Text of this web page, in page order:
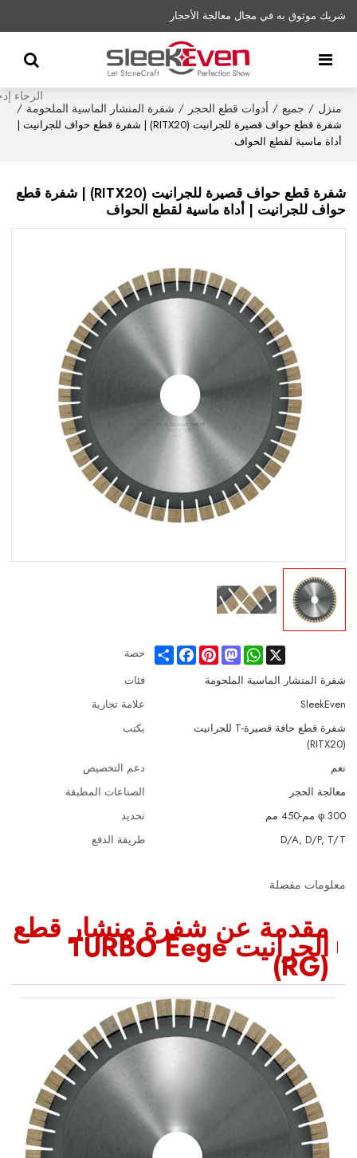
شريك موثوق به في مجال معالجة الأحجار
منزل / جميع / أدوات قطع الحجر / شفرة المنشار الماسية الملحومة /
شفرة قطع حواف قصيرة للجرانيت (RITX20) | شفرة قطع حواف للجرانيت |
أداة ماسية لقطع الحواف
شفرة قطع حواف قصيرة للجرانيت (RITX20) | شفرة قطع
حواف للجرانيت | أداة ماسية لقطع الحواف
حصة Share
FacebookPinterestMastodon
WhatsApp
X
فئات
شفرة المنشار الماسية الملحومة
علامة تجارية
SleekEven
يكتب
شفرة قطع حافة قصيرة-T للجرانيت
(RITX20)
دعم التخصيص
نعم
الصناعات المطبقة
معالجة الحجر
تحديد
φ 300 مم-450 مم
طريقة الدفع
D/A, D/P, T/T
معلومات مفصلة
مقدمة عن شفرة منشار قطع
الجرانيت TURBO Eege
(RG)